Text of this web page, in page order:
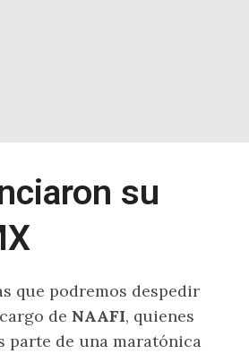
su
que podremos despedir
de NAAFI, quienes
parte de una maratónica